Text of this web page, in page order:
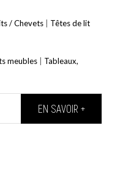
/ Chevets| Têtes de lit
meubles| Tableaux,
EN SAVOIR +